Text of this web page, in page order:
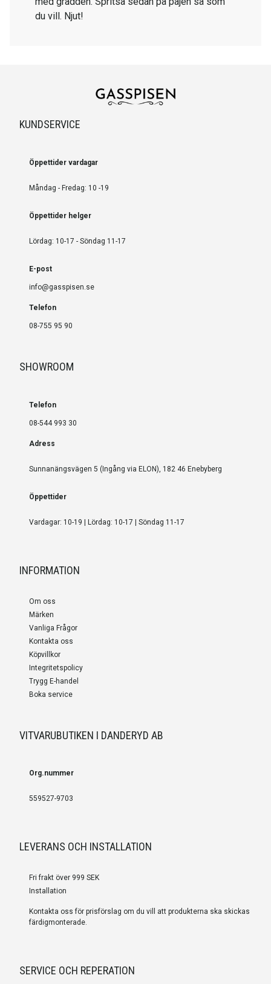
du vill. Njut!
KUNDSERVICE
Öppettider vardagar
Måndag - Fredag: 10 -19
Öppettider helger
Lördag: 10-17 - Söndag 11-17
E-post
info@gasspisen.se
Telefon
08-755 95 90
SHOWROOM
Telefon
08-544 993 30
Adress
Sunnanängsvägen 5 (Ingång via ELON), 182 46 Enebyberg
Öppettider
Vardagar: 10-19 | Lördag: 10-17 | Söndag 11-17
INFORMATION
Om oss
Märken
Vanliga Frågor
Kontakta oss
Köpvillkor
Integritetspolicy
Trygg E-handel
Boka service
VITVARUBUTIKEN I DANDERYD AB
Org.nummer
559527-9703
LEVERANS OCH INSTALLATION
Fri frakt över 999 SEK
Installation
Kontakta oss för prisförslag om du vill att produkterna ska skickas
färdigmonterade.
SERVICE OCH REPERATION